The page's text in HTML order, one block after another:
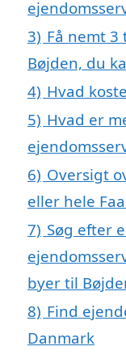
3) Få nemt 3
Bøjden, du
4) Hvad
5) Hvad er
6) Oversigt
eller hele
7) Søg efter
byer til
8) Find
Danmark